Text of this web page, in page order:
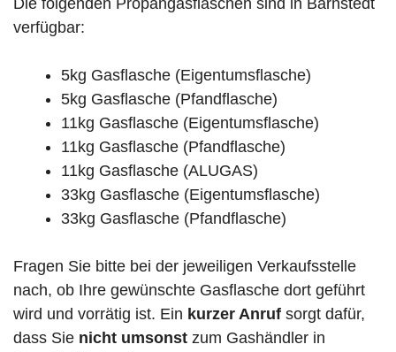
Die folgenden Propangasflaschen sind in Barnstedt
verfügbar:
5kg Gasflasche (Eigentumsflasche)
5kg Gasflasche (Pfandflasche)
11kg Gasflasche (Eigentumsflasche)
11kg Gasflasche (Pfandflasche)
11kg Gasflasche (ALUGAS)
33kg Gasflasche (Eigentumsflasche)
33kg Gasflasche (Pfandflasche)
Fragen Sie bitte bei der jeweiligen Verkaufsstelle
nach, ob Ihre gewünschte Gasflasche dort geführt
wird und vorrätig ist. Ein kurzer Anruf sorgt dafür,
dass Sie nicht umsonst zum Gashändler in